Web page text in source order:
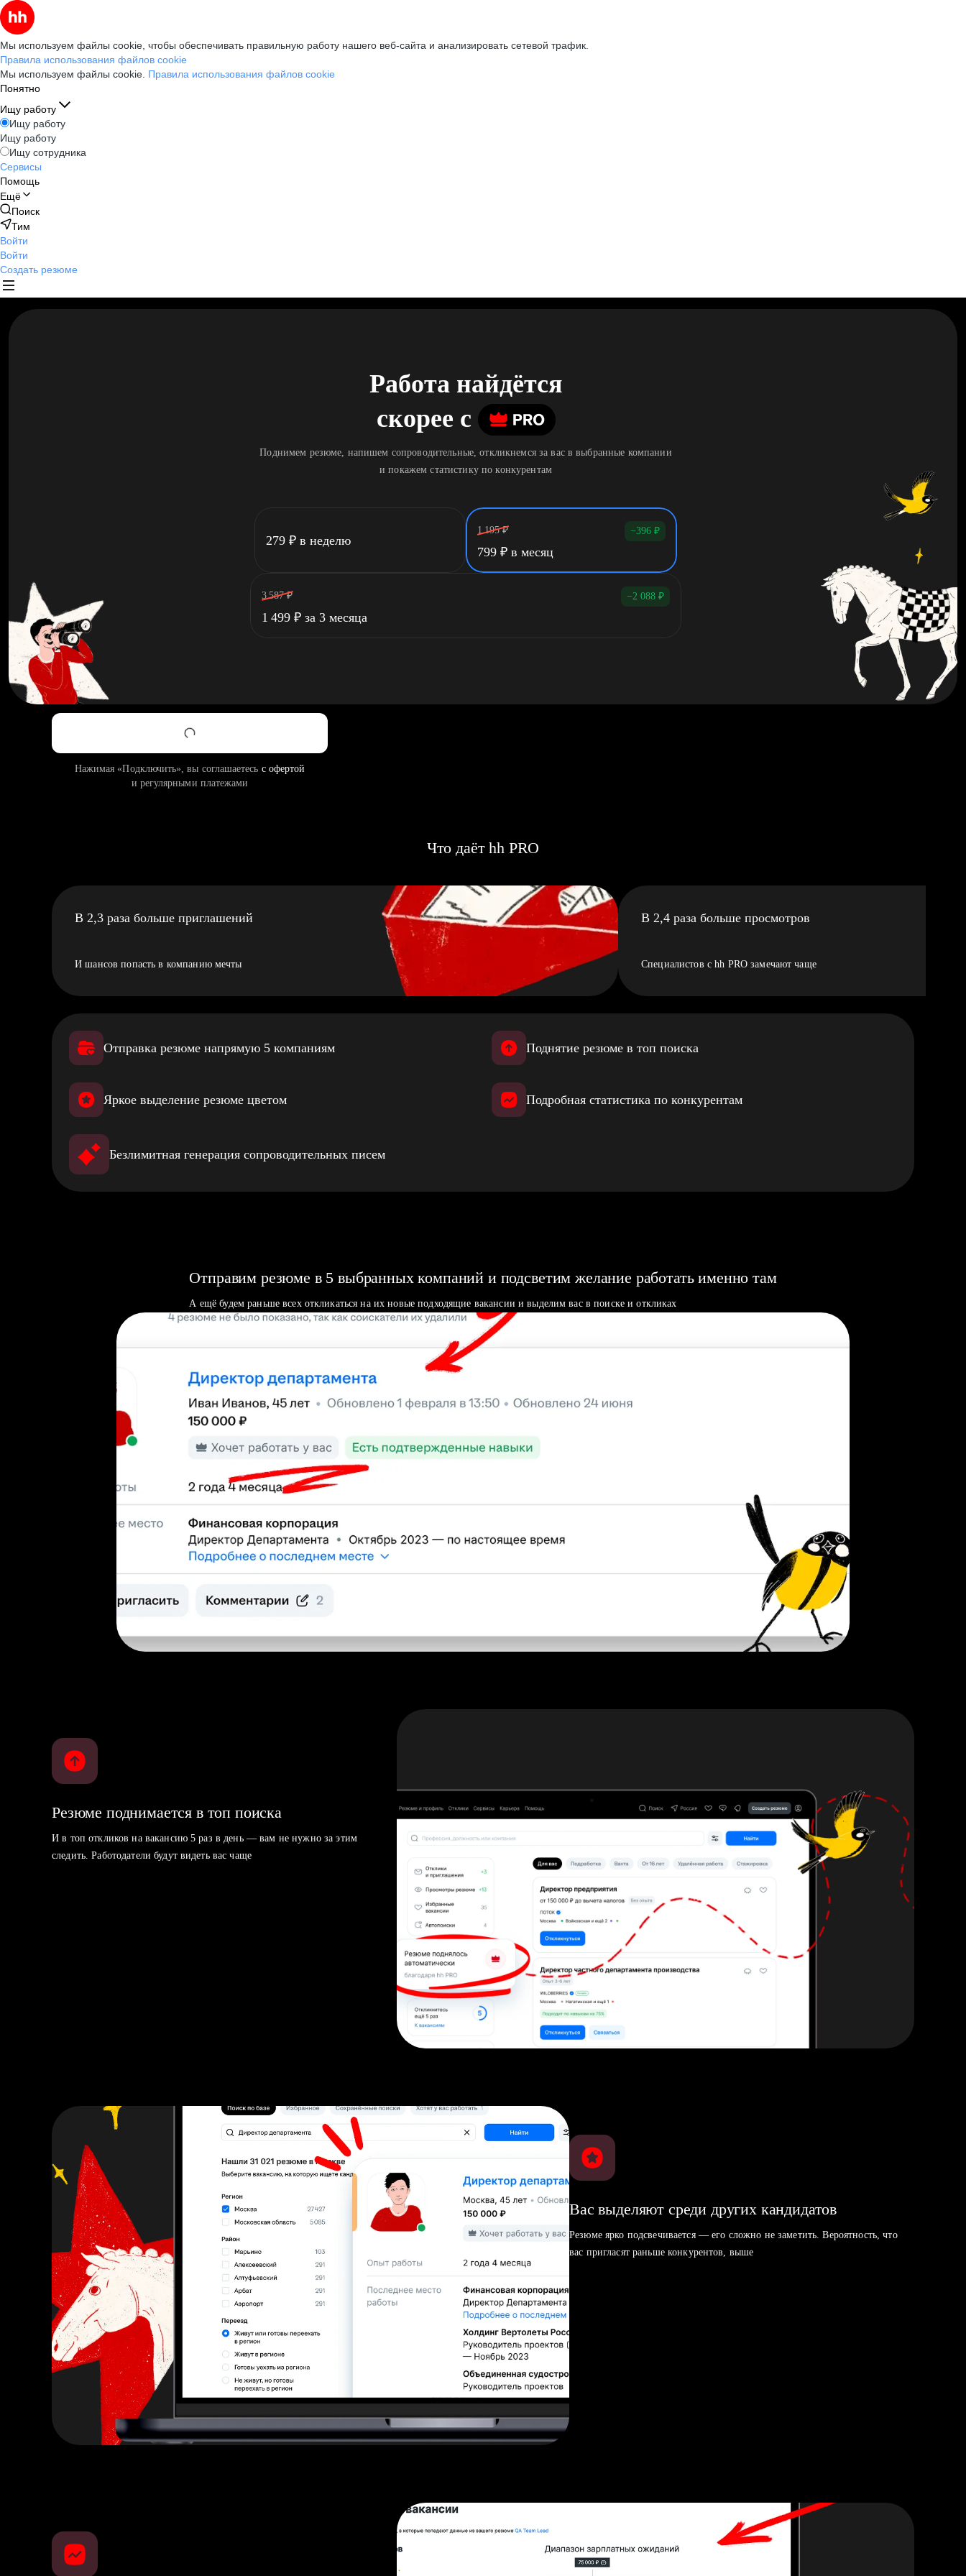
Мы используем файлы cookie, чтобы обеспечивать правильную работу нашего веб-сайта и анализировать сетевой трафик.
Правила использования файлов cookie
Мы используем файлы cookie. Правила использования файлов cookie
Понятно
Ищу работу
Ищу работу
Ищу работу
Ищу сотрудника
Сервисы
Помощь
Ещё
Поиск
Тим
Войти
Войти
Создать резюме
Работа найдётся
скорее c
Поднимем резюме, напишем сопроводительные, откликнемся за вас в выбранные компании
и покажем статистику по конкурентам
279 ₽ в неделю
1 195 ₽ −396 ₽
799 ₽ в месяц
3 587 ₽ −2 088 ₽
1 499 ₽ за 3 месяца
Нажимая «Подключить», вы соглашаетесь с офертой
и регулярными платежами
Что даёт hh PRO
В 2,3 раза больше приглашений
И шансов попасть в компанию мечты
В 2,4 раза больше просмотров
Специалистов с hh PRO замечают чаще
Отправка резюме напрямую 5 компаниям Поднятие резюме в топ поиска
Яркое выделение резюме цветом Подробная статистика по конкурентам
Безлимитная генерация сопроводительных писем
Отправим резюме в 5 выбранных компаний и подсветим желание работать именно там
А ещё будем раньше всех откликаться на их новые подходящие вакансии и выделим вас в поиске и откликах
Резюме поднимается в топ поиска
И в топ откликов на вакансию 5 раз в день — вам не нужно за этим
следить. Работодатели будут видеть вас чаще
Вас выделяют среди других кандидатов
Резюме ярко подсвечивается — его сложно не заметить. Вероятность, что
вас пригласят раньше конкурентов, выше